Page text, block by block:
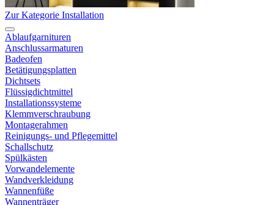
Zur Kategorie Installation
Ablaufgarnituren
Anschlussarmaturen
Badeofen
Betätigungsplatten
Dichtsets
Flüssigdichtmittel
Installationssysteme
Klemmverschraubung
Montagerahmen
Reinigungs- und Pflegemittel
Schallschutz
Spülkästen
Vorwandelemente
Wandverkleidung
Wannenfüße
Wannenträger